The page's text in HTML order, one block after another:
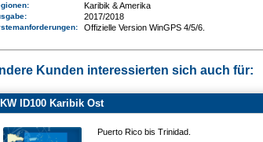
: Karibik & Amerika
2017/2018
: Offizielle Version WinGPS 4/5/6.
Kunden interessierten sich auch für:
ID100 Karibik Ost
Puerto Rico bis Trinidad.